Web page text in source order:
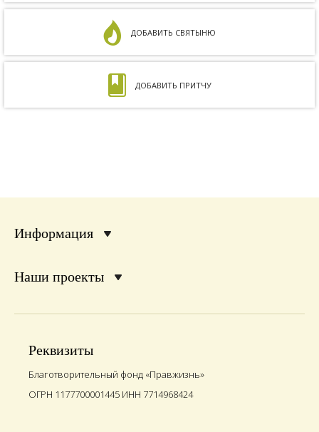
ДОБАВИТЬ СВЯТЫНЮ
ДОБАВИТЬ ПРИТЧУ
Информация
Наши проекты
Реквизиты
Благотворительный фонд «Правжизнь»
ОГРН 1177700001445 ИНН 7714968424